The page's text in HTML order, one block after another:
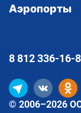
Аэропорты
© 2006–2026
8 812336-16-